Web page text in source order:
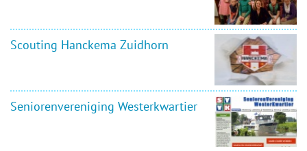
Scouting Hanckema Zuidhorn
Seniorenvereniging Westerkwartier